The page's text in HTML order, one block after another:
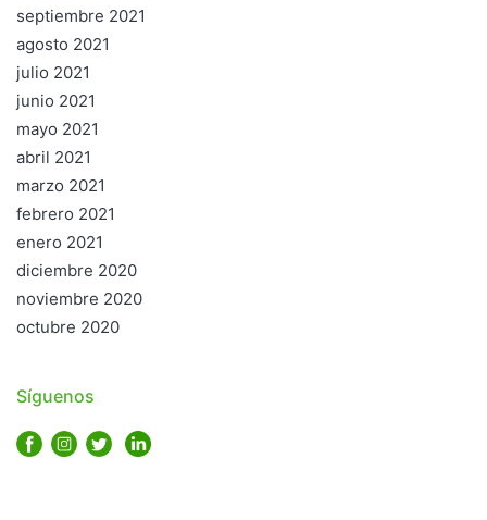
septiembre 2021
agosto 2021
julio 2021
junio 2021
mayo 2021
abril 2021
marzo 2021
febrero 2021
enero 2021
diciembre 2020
noviembre 2020
octubre 2020
Síguenos